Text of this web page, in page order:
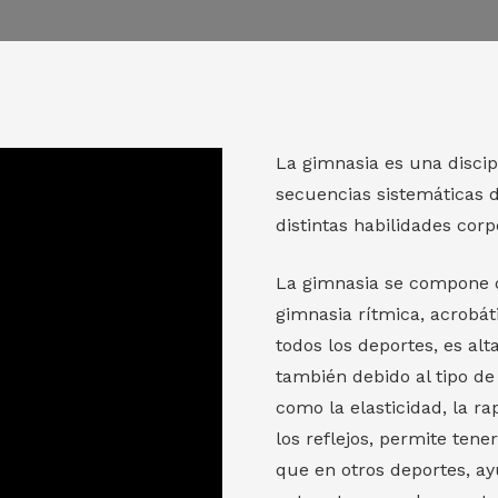
La gimnasia es una
secuencias sistemáticas
distintas habilidades
La gimnasia se
gimnasia rítmica,
todos los deportes, es
también debido al tipo
como la elasticidad, la
los reflejos, permite
que en otros deportes,